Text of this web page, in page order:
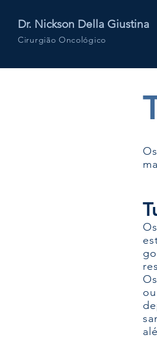
Dr. Nickson Della Giustina
Cirurgião Oncológico